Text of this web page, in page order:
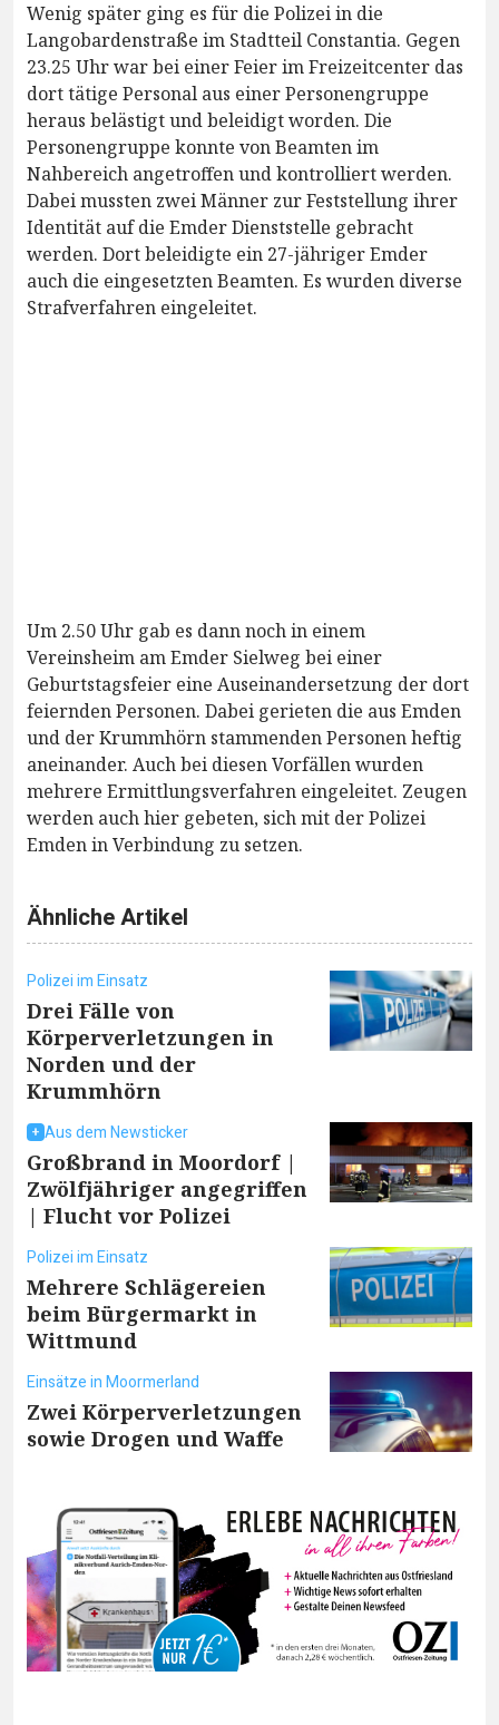
Wenig später ging es für die Polizei in die
Langobardenstraße im Stadtteil Constantia. Gegen
23.25 Uhr war bei einer Feier im Freizeitcenter das
dort tätige Personal aus einer Personengruppe
heraus belästigt und beleidigt worden. Die
Personengruppe konnte von Beamten im
Nahbereich angetroffen und kontrolliert werden.
Dabei mussten zwei Männer zur Feststellung ihrer
Identität auf die Emder Dienststelle gebracht
werden. Dort beleidigte ein 27-jähriger Emder
auch die eingesetzten Beamten. Es wurden diverse
Strafverfahren eingeleitet.
Um 2.50 Uhr gab es dann noch in einem
Vereinsheim am Emder Sielweg bei einer
Geburtstagsfeier eine Auseinandersetzung der dort
feiernden Personen. Dabei gerieten die aus Emden
und der Krummhörn stammenden Personen heftig
aneinander. Auch bei diesen Vorfällen wurden
mehrere Ermittlungsverfahren eingeleitet. Zeugen
werden auch hier gebeten, sich mit der Polizei
Emden in Verbindung zu setzen.
Ähnliche Artikel
Polizei im Einsatz
Drei Fälle von
Körperverletzungen in
Norden und der
Krummhörn
Aus dem Newsticker
Großbrand in Moordorf |
Zwölfjähriger angegriffen
| Flucht vor Polizei
Polizei im Einsatz
Mehrere Schlägereien
beim Bürgermarkt in
Wittmund
Einsätze in Moormerland
Zwei Körperverletzungen
sowie Drogen und Waffe